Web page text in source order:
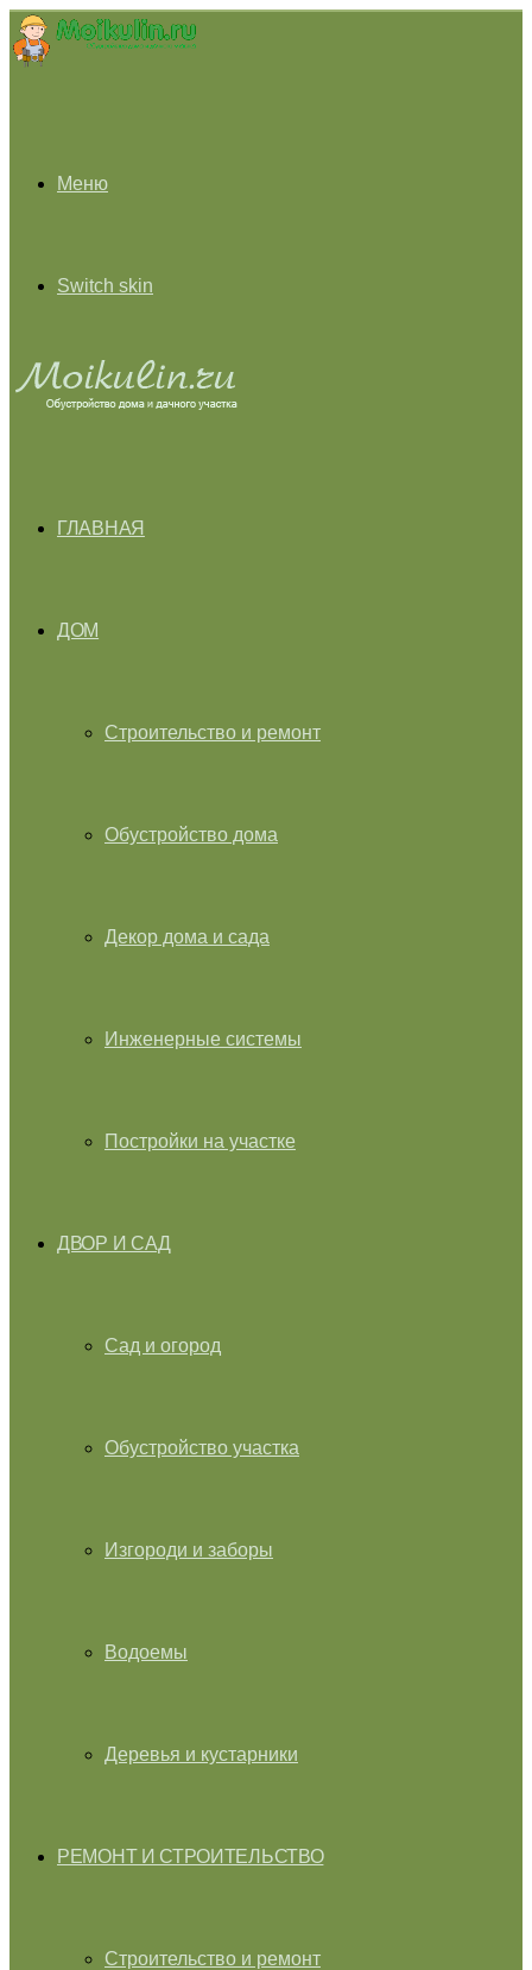
Меню
Switch skin
ГЛАВНАЯ
ДОМ
Строительство и ремонт
Обустройство дома
Декор дома и сада
Инженерные системы
Постройки на участке
ДВОР И САД
Сад и огород
Обустройство участка
Изгороди и заборы
Водоемы
Деревья и кустарники
РЕМОНТ И СТРОИТЕЛЬСТВО
Строительство и ремонт